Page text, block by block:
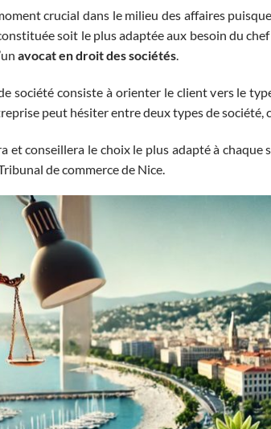
crucial dans le milieu des affaires
soit le plus adaptée aux besoin du
avocat en droit des sociétés.
société consiste à orienter le client vers le
peut hésiter entre deux types de société,
et conseillera le choix le plus adapté à
de commerce de Nice.